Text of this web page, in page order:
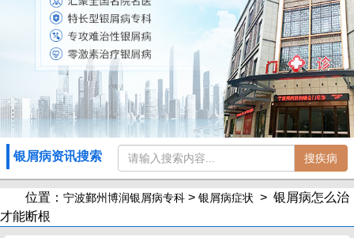
银屑病资讯搜索 搜疾病
位置： 宁波鄞州博润银屑病专科 > 银屑病症状 > 银屑病怎么治
才能断根